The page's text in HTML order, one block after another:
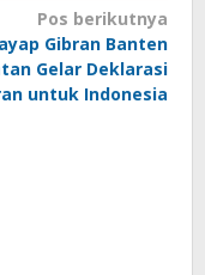
Pos berikutnya
Gibran Banten
Gelar Deklarasi
untuk Indonesia